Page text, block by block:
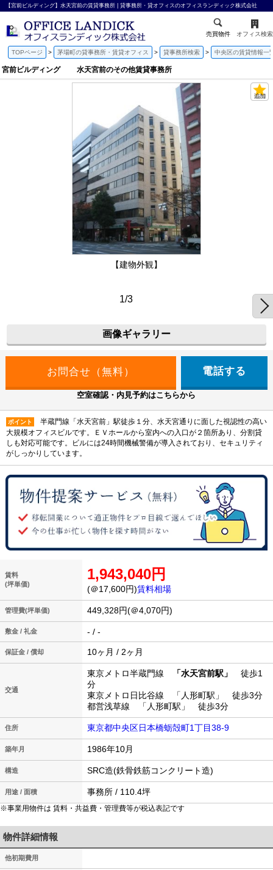
【宮前ビルディング】水天宮前の賃貸事務所 | 貸事務所・貸オフィスのオフィスランディック株式会社
売買物件 オフィス検索
TOPページ 茅場町の貸事務所・賃貸オフィス 貸事務所検索 中央区の賃貸情報一
宮前ビルディング 水天宮前のその他賃貸事務所
【建物外観】
1/3
画像ギャラリー
電話する
空室確認・内見予約はこちらから
ポイント
半蔵門線「水天宮前」駅徒歩１分、水天宮通りに面した視認性の高い
大規模オフィスビルです。ＥＶホールから室内への入口が２箇所あり、分割貸
しも対応可能です。ビルには24時間機械警備が導入されており、セキュリティ
がしっかりしています。
賃料
(坪単価)
1,943,040円
(＠17,600円)賃料相場
管理費(坪単価) 449,328円(＠4,070円)
敷金 / 礼金 - / -
保証金 / 償却 10ヶ月 / 2ヶ月
交通
東京メトロ半蔵門線 「水天宮前駅」
徒歩1
分
東京メトロ日比谷線 「人形町駅」 徒歩3分
都営浅草線 「人形町駅」 徒歩3分
住所 東京都中央区日本橋蛎殻町1丁目38-9
築年月 1986年10月
構造 SRC造(鉄骨鉄筋コンクリート造)
用途 / 面積 事務所 / 110.4坪
※事業用物件は 賃料・共益費・管理費等が税込表記です
物件詳細情報
他初期費用